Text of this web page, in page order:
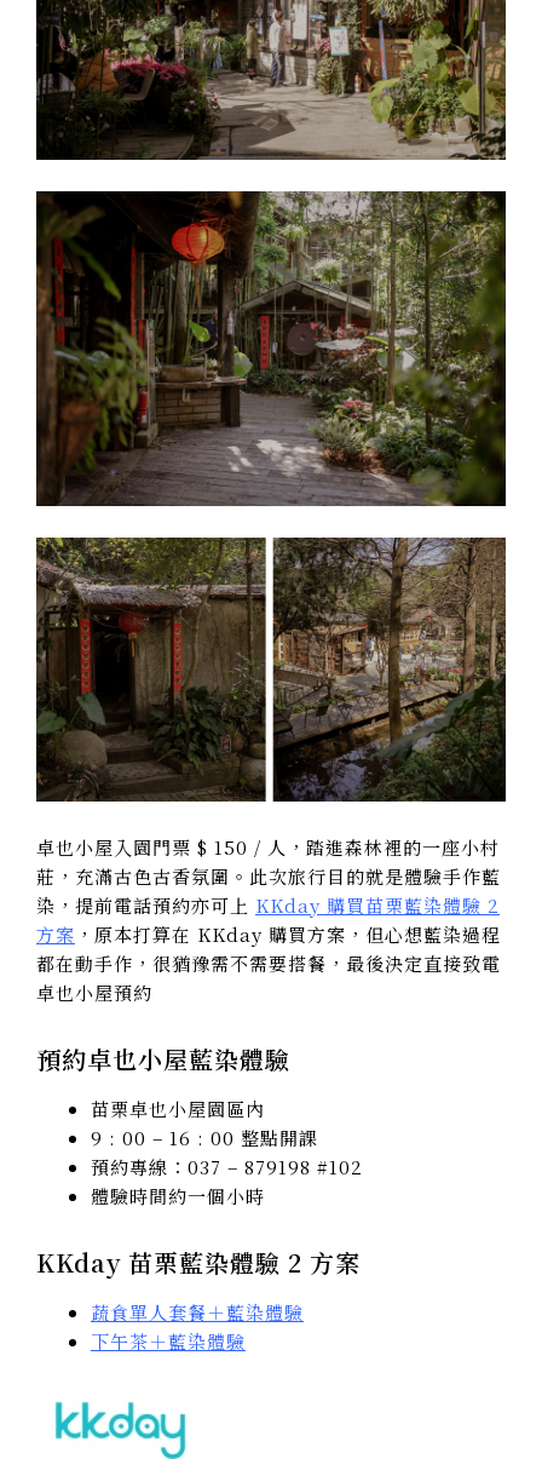
卓也小屋入園門票 $ 150 / 人，踏進森林裡的一座小村
莊，充滿古色古香氛圍。此次旅行目的就是體驗手作藍
染，提前電話預約亦可上 KKday 購買苗栗藍染體驗 2
方案 ，原本打算在 KKday 購買方案，但心想藍染過程
都在動手作，很猶豫需不需要搭餐，最後決定直接致電
卓也小屋預約
預約卓也小屋藍染體驗
苗栗卓也小屋園區內
9 : 00 – 16 : 00 整點開課
預約專線：037 – 879198 #102
體驗時間約一個小時
KKday 苗栗藍染體驗 2 方案
蔬食單人套餐＋藍染體驗
下午茶＋藍染體驗